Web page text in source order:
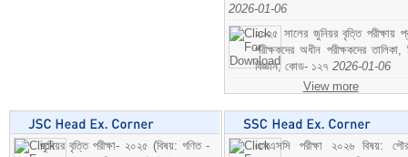
2026-01-06
২০২৫ সালের জুনিয়র বৃত্তি পরীক্ষায়
পরীক্ষকদের অধীন পরীক্ষকদের তালিকা,
বিজ্ঞান; কোড- ১২৭ 2026-01-06
View more
জুনিয়র বৃত্তি পরীক্ষা- ২০২৫ (বিষয়: গণিত -
এসএসসি পরীক্ষা ২০২৬ বিষয়: